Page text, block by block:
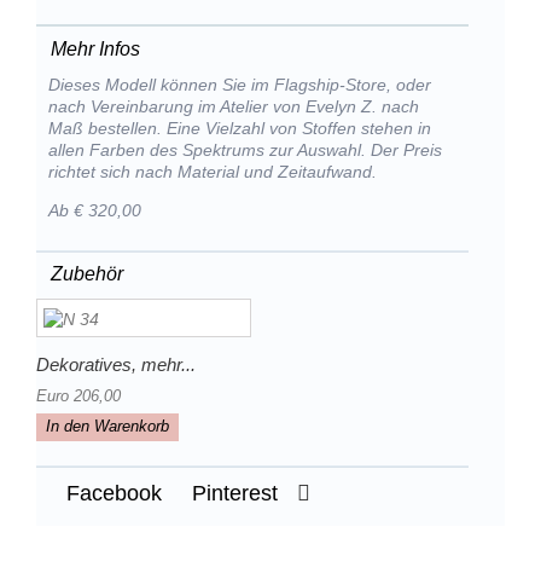
Mehr Infos
Dieses Modell können Sie im Flagship-Store, oder
nach Vereinbarung im Atelier von Evelyn Z. nach
Maß bestellen. Eine Vielzahl von Stoffen stehen in
allen Farben des Spektrums zur Auswahl. Der Preis
richtet sich nach Material und Zeitaufwand.
Ab € 320,00
Zubehör
Dekoratives, mehr...
Euro 206,00
In den Warenkorb
Facebook Pinterest